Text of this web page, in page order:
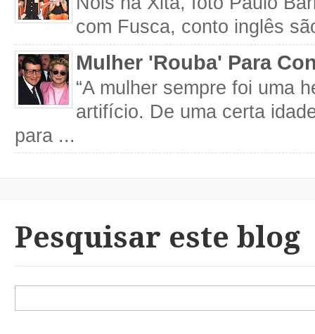
com Fusca, conto inglês
Mulher 'Rouba' Para
“A mulher sempre foi uma
artifício. De uma certa
para ...
Pesquisar este blog